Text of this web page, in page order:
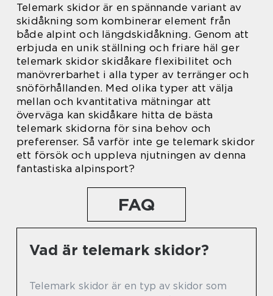
Telemark skidor är en spännande variant av
skidåkning som kombinerar element från
både alpint och längdskidåkning. Genom att
erbjuda en unik ställning och friare häl ger
telemark skidor skidåkare flexibilitet och
manövrerbarhet i alla typer av terränger och
snöförhållanden. Med olika typer att välja
mellan och kvantitativa mätningar att
överväga kan skidåkare hitta de bästa
telemark skidorna för sina behov och
preferenser. Så varför inte ge telemark skidor
ett försök och uppleva njutningen av denna
fantastiska alpinsport?
FAQ
Vad är telemark skidor?
Telemark skidor är en typ av skidor som